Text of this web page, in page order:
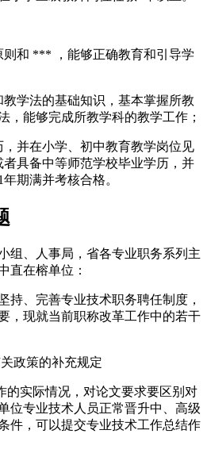
则和 *** ，能够正确教育和引导学
学法的基础知识，基本掌握所教
，能够完成所教学科的教学工作；
并在小学、初中教育教学岗位见
具备中等师范学校毕业学历，并
期满并考核合格。
组、人事局，省各专业职务系列主
直在榕单位：
持、完善专业技术职务聘任制度，
，现就当前职称改革工作中的若干
政策的补充规定
的实际情况，对论文要求要区别对
位专业技术人员正常晋升中、高级
件，可以提交专业技术工作总结作